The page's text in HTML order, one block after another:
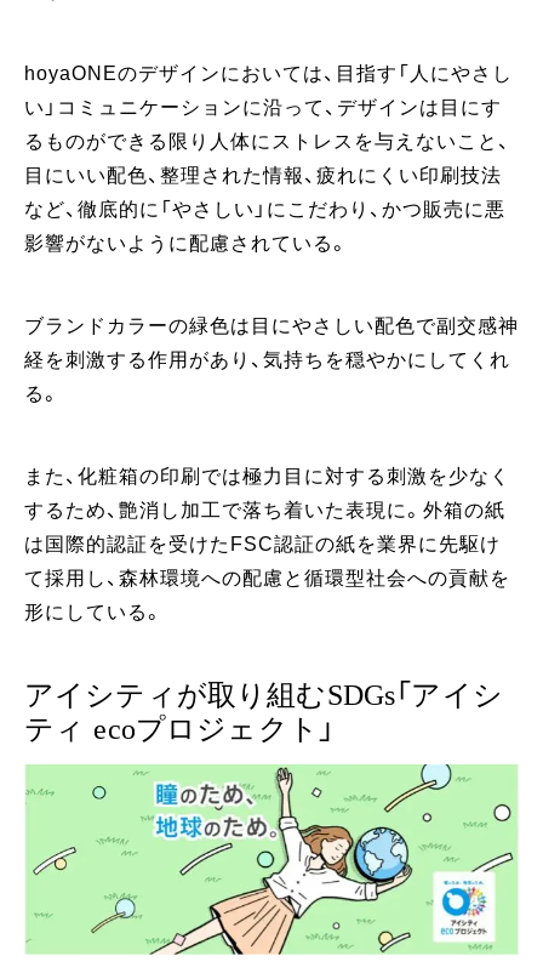
hoyaONEのデザインにおいては、目指す「人にやさし
い」コミュニケーションに沿って、デザインは目にす
るものができる限り人体にストレスを与えないこと、
目にいい配色、整理された情報、疲れにくい印刷技法
など、徹底的に「やさしい」にこだわり、かつ販売に悪
影響がないように配慮されている。
ブランドカラーの緑色は目にやさしい配色で副交感神
経を刺激する作用があり、気持ちを穏やかにしてくれ
る。
また、化粧箱の印刷では極力目に対する刺激を少なく
するため、艶消し加工で落ち着いた表現に。外箱の紙
は国際的認証を受けたFSC認証の紙を業界に先駆け
て採用し、森林環境への配慮と循環型社会への貢献を
形にしている。
アイシティが取り組むSDGs「アイシ
ティ ecoプロジェクト」